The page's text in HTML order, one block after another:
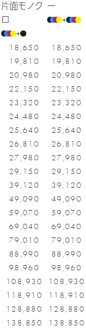
片面モノク
ロ
+
ー
+
18,650
18,650
19,810
19,810
20,980
20,980
22,150
22,150
23,320
23,320
24,480
24,480
25,640
25,640
26,810
26,810
27,980
27,980
29,150
29,150
39,120
39,120
49,090
49,090
59,070
59,070
69,040
69,040
79,010
79,010
88,990
88,990
98,960
98,960
108,930
108,930
118,910
118,910
128,880
128,880
138,850 138,850